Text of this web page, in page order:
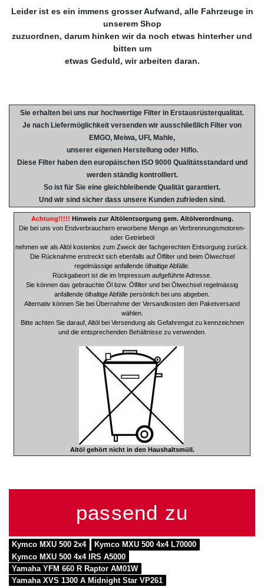
Leider ist es ein immens grosser Aufwand, alle Fahrzeuge in
unserem Shop
zuzuordnen, darum hinken wir da noch etwas hinterher und
bitten um
etwas Geduld, wir arbeiten daran.
Sie erhalten bei uns nur hochwertige Filter in Erstausrüsterqualität.
Je nach Liefermöglichkeit versenden wir ausschließlich Filter von
EMGO, Meiwa, UFI, Mahle,
unserer eigenen Herstellung oder Hiflo.
Diese Filter haben den europäischen ISO 9000 Qualitätsstandard und
werden ständig kontrolliert.
So ist für Sie eine gleichbleibende Qualität garantiert.
Und wir sind sicher dass unsere Kunden zufrieden sind.
Achtung!!!!! Hinweis zur Altölentsorgung gem. Altölverordnung.
Die bei uns von Endverbrauchern erworbene Menge an Verbrennungsmotoren-
oder Getriebeöl
nehmen wir als Altöl kostenlos zum Zweck der fachgerechten Entsorgung zurück.
Die Rücknahme erstreckt sich ebenfalls auf Ölfilter und beim Ölwechsel
regelmässige anfallende ölhaltige Abfälle.
Rückgabeort ist die im Impressum aufgeführte Adresse.
Sie können das gebrauchte Öl bzw. Ölfilter und bei Ölwechsel regelmässig
anfallende ölhaltige Abfälle persönlich bei uns abgeben.
Alternativ können Sie bei Übernahme der Versandkosten den Paketversand
wählen.
Bitte achten Sie darauf, Altöl bei Versendung als Gefahrengut zu kennzeichnen
und die entsprechenden Behältnisse zu verwenden.
Altöl gehört nicht in den Haushaltsmüll.
passend zu
Kymco MXU 500 2x4
Kymco MXU 500 4x4 L70000
Kymco MXU 500 4x4 IRS A5000
Yamaha YFM 660 R Raptor AM01W
Yamaha XVS 1300 A Midnight Star VP261